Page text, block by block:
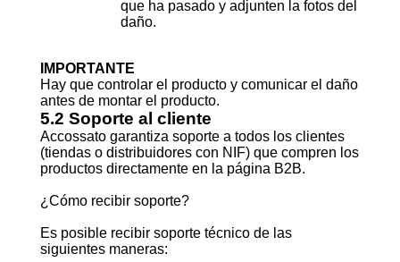
que ha pasado y adjunten la fotos del
daño.
IMPORTANTE
Hay que controlar el producto y comunicar el daño
antes de montar el producto.
5.2 Soporte al cliente
Accossato garantiza soporte a todos los clientes
(tiendas o distribuidores con NIF) que compren los
productos directamente en la página B2B.
¿Cómo recibir soporte?
Es posible recibir soporte técnico de las
siguientes maneras: